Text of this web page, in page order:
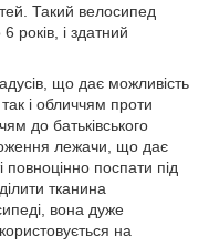
Такий велосипед
років, і здатний
що дає можливість
і обличчям проти
до батьківського
лежачи, що дає
повноцінно поспати під
тканина
вона дуже
на